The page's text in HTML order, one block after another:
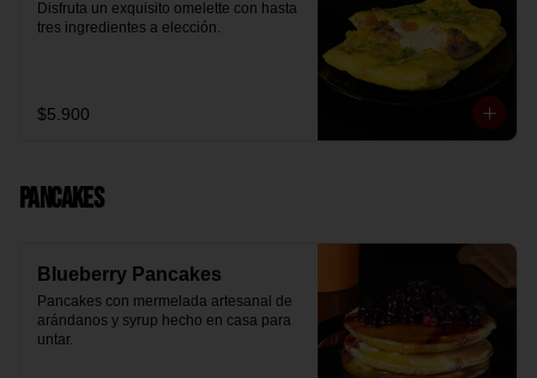
Disfruta un exquisito omelette con hasta
tres ingredientes a elección.
$5.900
Pancakes
Blueberry Pancakes
Pancakes con mermelada artesanal de
arándanos y syrup hecho en casa para
untar.